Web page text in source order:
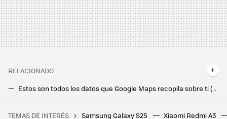
RELACIONADO
Estos son todos los datos que Google Maps recopila sobre ti (y no son pocos)
TEMAS DE INTERÉS Samsung Galaxy S25 Xiaomi Redmi A3